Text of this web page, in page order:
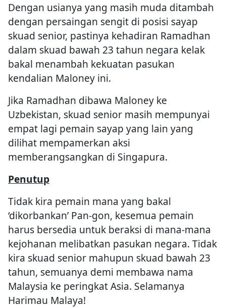
Dengan usianya yang masih muda ditambah
dengan persaingan sengit di posisi sayap
skuad senior, pastinya kehadiran Ramadhan
dalam skuad bawah 23 tahun negara kelak
bakal menambah kekuatan pasukan
kendalian Maloney ini.
Jika Ramadhan dibawa Maloney ke
Uzbekistan, skuad senior masih mempunyai
empat lagi pemain sayap yang lain yang
dilihat mempamerkan aksi
memberangsangkan di Singapura.
Penutup
Tidak kira pemain mana yang bakal
‘dikorbankan’ Pan-gon, kesemua pemain
harus bersedia untuk beraksi di mana-mana
kejohanan melibatkan pasukan negara. Tidak
kira skuad senior mahupun skuad bawah 23
tahun, semuanya demi membawa nama
Malaysia ke peringkat Asia. Selamanya
Harimau Malaya!